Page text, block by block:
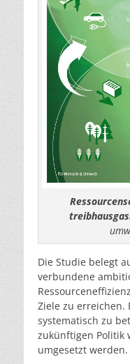
Die Studie belegt
verbundene
Ziele zu erreichen.
systematisch zu
zukünftigen Politik
umgesetzt werden.